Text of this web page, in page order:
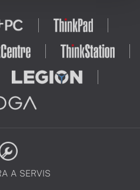
A SERVIS